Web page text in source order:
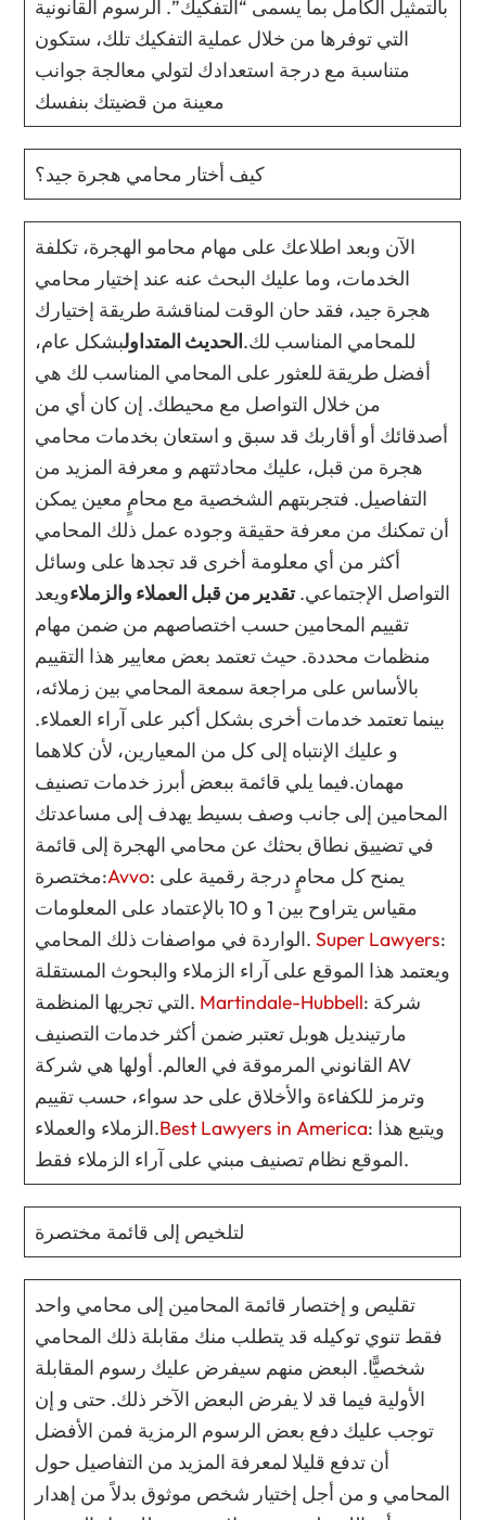
بالتمثيل الكامل بما يسمى “التفكيك”. الرسوم القانونية
التي توفرها من خلال عملية التفكيك تلك، ستكون
متناسبة مع درجة استعدادك لتولي معالجة جوانب
معينة من قضيتك بنفسك
كيف أختار محامي هجرة جيد؟
الآن وبعد اطلاعك على مهام محامو الهجرة، تكلفة
الخدمات، وما عليك البحث عنه عند إختيار محامي
هجرة جيد، فقد حان الوقت لمناقشة طريقة إختيارك
للمحامي المناسب لك.الحديث المتداولبشكل عام،
أفضل طريقة للعثور على المحامي المناسب لك هي
من خلال التواصل مع محيطك. إن كان أي من
أصدقائك أو أقاربك قد سبق و استعان بخدمات محامي
هجرة من قبل، عليك محادثتهم و معرفة المزيد من
التفاصيل. فتجربتهم الشخصية مع محامٍ معين يمكن
أن تمكنك من معرفة حقيقة وجوده عمل ذلك المحامي
أكثر من أي معلومة أخرى قد تجدها على وسائل
التواصل الإجتماعي. تقدير من قبل العملاء والزملاءويعد
تقييم المحامين حسب اختصاصهم من ضمن مهام
منظمات محددة. حيث تعتمد بعض معايير هذا التقييم
بالأساس على مراجعة سمعة المحامي بين زملائه،
بينما تعتمد خدمات أخرى بشكل أكبر على آراء العملاء.
و عليك الإنتباه إلى كل من المعيارين، لأن كلاهما
مهمان.فيما يلي قائمة ببعض أبرز خدمات تصنيف
المحامين إلى جانب وصف بسيط يهدف إلى مساعدتك
في تضييق نطاق بحثك عن محامي الهجرة إلى قائمة
مختصرة:Avvo: يمنح كل محامٍ درجة رقمية على
مقياس يتراوح بين 1 و 10 بالإعتماد على المعلومات
الواردة في مواصفات ذلك المحامي.Super Lawyers:
ويعتمد هذا الموقع على آراء الزملاء والبحوث المستقلة
التي تجريها المنظمة. Martindale-Hubbell: شركة
مارتينديل هوبل تعتبر ضمن أكثر خدمات التصنيف
القانوني المرموقة في العالم. أولها هي شركة AV
وترمز للكفاءة والأخلاق على حد سواء، حسب تقييم
الزملاء والعملاء.Best Lawyers in America: ويتبع هذا
الموقع نظام تصنيف مبني على آراء الزملاء فقط.
لتلخيص إلى قائمة مختصرة
تقليص و إختصار قائمة المحامين إلى محامي واحد
فقط تنوي توكيله قد يتطلب منك مقابلة ذلك المحامي
شخصيًّا. البعض منهم سيفرض عليك رسوم المقابلة
الأولية فيما قد لا يفرض البعض الآخر ذلك. حتى و إن
توجب عليك دفع بعض الرسوم الرمزية فمن الأفضل
أن تدفع قليلا لمعرفة المزيد من التفاصيل حول
المحامي و من أجل إختيار شخص موثوق بدلاً من إهدار